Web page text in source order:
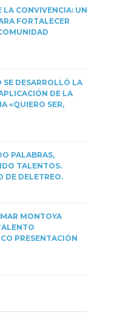
LA CONVIVENCIA: UN
FORTALECER
SE DESARROLLÓ LA
DE LA
«QUIERO SER,
PALABRAS,
TALENTOS.
DE DELETREO.
MONTOYA
PRESENTACIÓN